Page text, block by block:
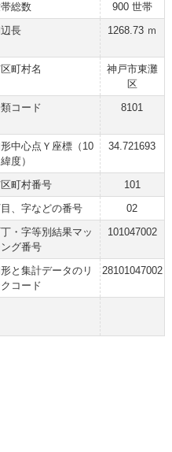
総数
900 世帯
長 1268.73 ｍ
町村名
神戸市東灘
区
コード 8101
形中心点Ｙ座標（10
度）
34.721693
町村番号
101
、字などの番号
02
・字等別結果マッ
グ番号
101047002
形と集計データのリ
コード
28101047002